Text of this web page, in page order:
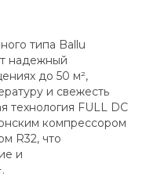
типа Ballu
надежный
до 50 м²,
и свежесть
технология FULL DC
компрессором
R32, что
и